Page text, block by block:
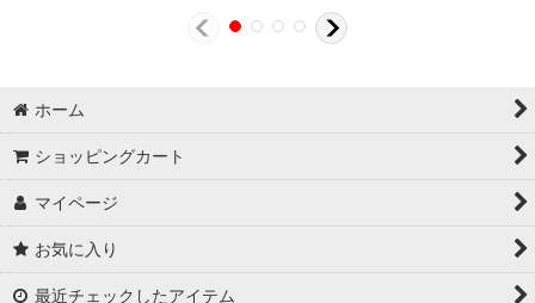
ホーム
ショッピングカート
マイページ
お気に入り
最近チェックしたアイテム